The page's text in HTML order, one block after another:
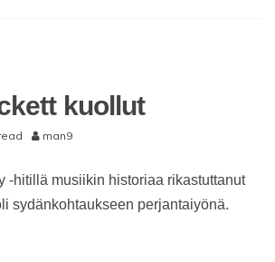
kuollut
man9
-hitillä musiikin historiaa rikastuttanut
sydänkohtaukseen perjantaiyönä.